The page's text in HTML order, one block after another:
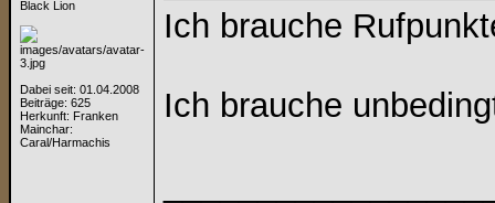
Black Lion
Dabei seit: 01.04.2008
Beiträge: 625
Herkunft: Franken
Mainchar:
Caral/Harmachis
Ich brauche
Ich brauche